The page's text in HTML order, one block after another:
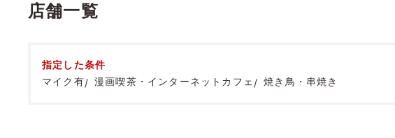
店舗一覧
指定した条件
マイク有
漫画喫茶・インターネットカフェ 焼き鳥・串焼き